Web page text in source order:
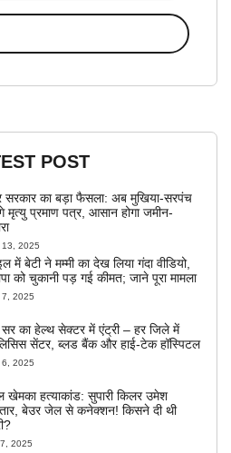
POST
सरकार का बड़ा फैसला: अब मुखिया-सरपंच
मृत्यु प्रमाण पत्र, आसान होगा जमीन-
13, 2025
में बेटी ने मम्मी का देख लिया गंदा वीडियो,
को चुकानी पड़ गई कीमत; जाने पूरा मामला
7, 2025
का हेल्थ सेक्टर में एंट्री – हर जिले में
सेंटर, ब्लड बैंक और हाई-टेक हॉस्पिटल
6, 2025
खेमका हत्याकांड: सुपारी किलर उमेश
बेउर जेल से कनेक्शन! किसने दी थी
2025